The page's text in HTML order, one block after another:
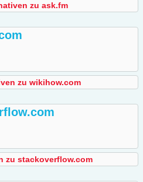
zu ask.fm
zu wikihow.com
zu stackoverflow.com